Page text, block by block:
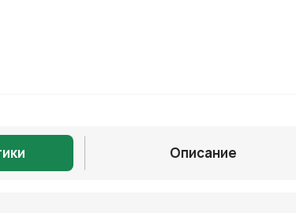
Описание